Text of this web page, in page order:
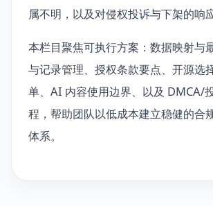
属不明，以及对侵权投诉与下架的响
本栏目聚焦可执行方案：数据映射与
与记录管理、授权条款要点、开源选
单、AI 内容使用边界、以及 DMCA/
程，帮助团队以低成本建立稳健的合
体系。